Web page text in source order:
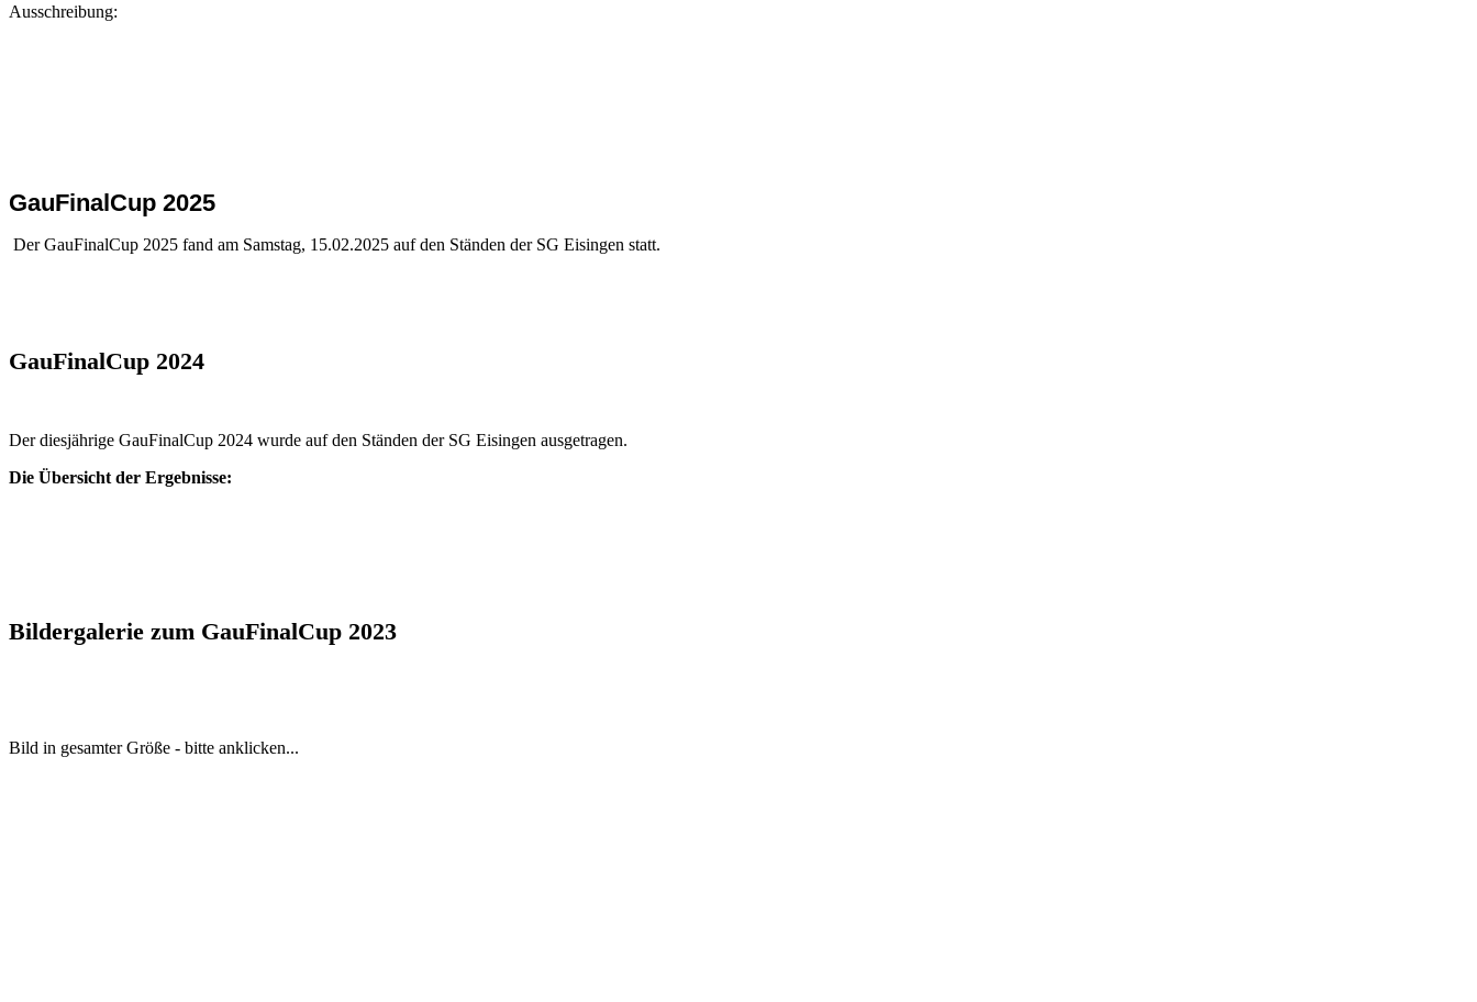
Ausschreibung:
GauFinalCup 2025
Der GauFinalCup 2025 fand am Samstag, 15.02.2025 auf den Ständen der SG Eisingen statt.
GauFinalCup 2024
Der diesjährige GauFinalCup 2024 wurde auf den Ständen der SG Eisingen ausgetragen.
Die Übersicht der Ergebnisse:
Bildergalerie zum GauFinalCup 2023
Bild in gesamter Größe - bitte anklicken...